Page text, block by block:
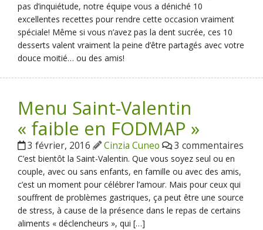
pas d’inquiétude, notre équipe vous a déniché 10
excellentes recettes pour rendre cette occasion vraiment
spéciale! Même si vous n’avez pas la dent sucrée, ces 10
desserts valent vraiment la peine d’être partagés avec votre
douce moitié… ou des amis!
Menu Saint-Valentin
« faible en FODMAP »
3 février, 2016 Cinzia Cuneo 3 commentaires
C’est bientôt la Saint-Valentin. Que vous soyez seul ou en
couple, avec ou sans enfants, en famille ou avec des amis,
c’est un moment pour célébrer l’amour. Mais pour ceux qui
souffrent de problèmes gastriques, ça peut être une source
de stress, à cause de la présence dans le repas de certains
aliments « déclencheurs », qui […]